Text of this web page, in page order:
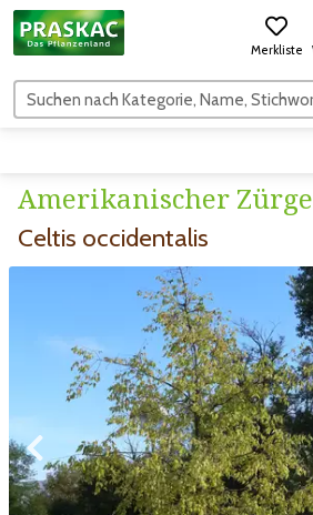
Merkliste
Amerikanischer
Celtis occidentalis
Zum vorigen Bild